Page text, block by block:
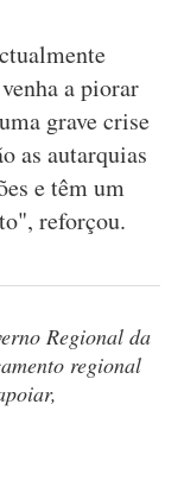
a piorar
grave crise
as autarquias
e têm um
reforçou.
Regional da
regional